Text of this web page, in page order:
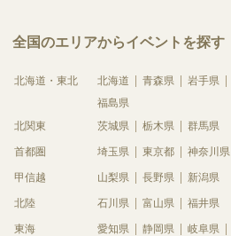
全国のエリアからイベントを探す
北海道・東北 北海道 青森県 岩手県
福島県
北関東
茨城県 栃木県 群馬県
首都圏 埼玉県 東京都 神奈川県
甲信越 山梨県 長野県 新潟県
北陸 石川県 富山県 福井県
東海 愛知県 静岡県 岐阜県